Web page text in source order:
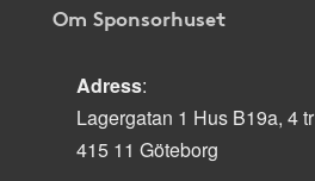
Om Sponsorhuset
Adress:
Lagergatan 1 Hus B19a, 4 tr
415 11 Göteborg